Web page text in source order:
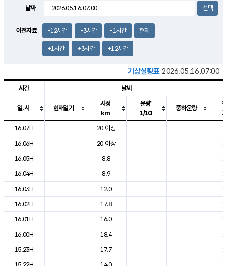
2.2m/s
날짜
이전자료 -12시간 -3시간 -1시간 현재
+1시간 +3시간 +12시간
기상실황표 2026.05.16.07:00
도시별 기상실황표로 지점, 날씨, 기온, 강수, 바람, 기압등을 안내한 표입
시간 날씨
일.시 현재일기
시정
km
운량
1/10
중하운량
16.07H
20 이상
16.06H
20 이상
16.05H
8.8
16.04H
8.9
16.03H
12.0
16.02H
17.8
16.01H
16.0
16.00H
18.4
15.23H
17.7